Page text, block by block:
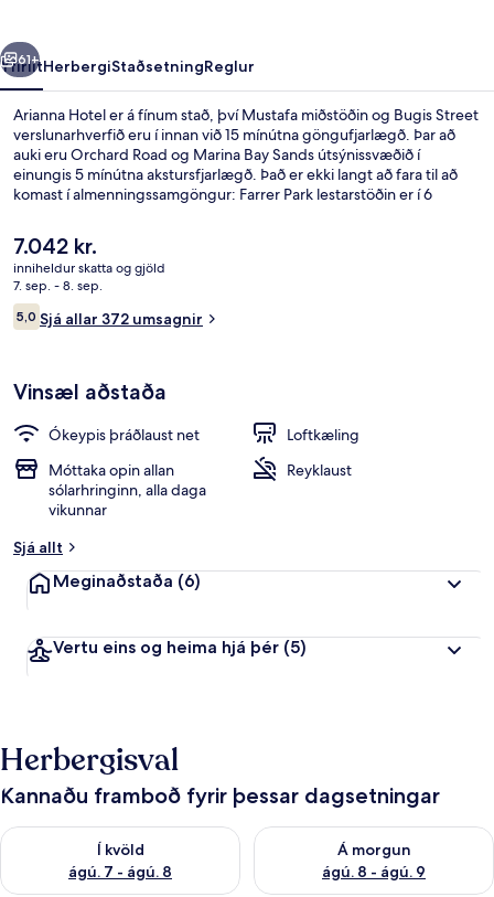
Næsta
61+
YfirlitHerbergiStaðsetningReglur
Arianna Hotel er á fínum stað, því Mustafa miðstöðin og Bugis Street
verslunarhverfið eru í innan við 15 mínútna göngufjarlægð. Þar að
auki eru Orchard Road og Marina Bay Sands útsýnissvæðið í
einungis 5 mínútna akstursfjarlægð. Það er ekki langt að fara til að
komast í almenningssamgöngur: Farrer Park lestarstöðin er í 6
Núverandi
verð
er
7.042 kr.
7.042 kr.
inniheldur skatta og gjöld
7. sep. - 8. sep.
Umsagnir
5,05,0 af 10
Sjá allar 372 umsagnir
Vinsæl aðstaða
Ókeypis þráðlaust net
Loftkæling
Móttaka opin allan
sólarhringinn, alla daga
vikunnar
Reyklaust
Sjá allt
Meginaðstaða (6)
Vertu eins og heima hjá þér (5)
Herbergisval
Kannaðu framboð fyrir þessar dagsetningar
Í kvöld
ágú. 7 - ágú. 8
Athuga framboð í kvöld ágú. 7 - ágú. 8
Á morgun
ágú. 8 - ágú. 9
Athuga framboð á morgun